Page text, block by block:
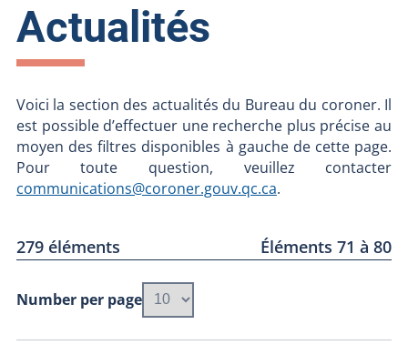
Actualités
Voici la section des actualités du Bureau du coroner. Il
est possible d’effectuer une recherche plus précise au
moyen des filtres disponibles à gauche de cette page.
Pour toute question, veuillez contacter
communications@coroner.gouv.qc.ca.
279 éléments Éléments 71 à 80
Number per page